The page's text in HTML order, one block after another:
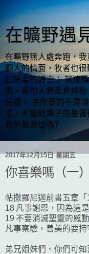
在曠野遇
在曠野無人處奔跑，
顧人的情面，牧者也
正需要的諍言； 就連
氣，害怕人會走會掉
這裡。 主所要的不是
子，不能結果子的基
救的基督徒嗎?
2017年12月15日 星期五
你喜樂嗎（一）
帖撒羅尼迦前書五章「
18 凡事謝恩，因為這
19 不要消滅聖靈的感
凡事察驗，善美的要持
弟兄姐妹們、你們可